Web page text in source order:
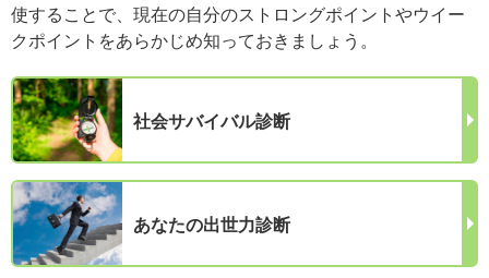
使することで、現在の自分のストロングポイントやウイー
クポイントをあらかじめ知っておきましょう。
社会サバイバル診断
あなたの出世力診断